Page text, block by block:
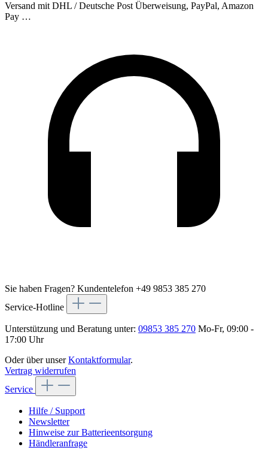
Versand mit DHL / Deutsche Post Überweisung, PayPal, Amazon
Pay …
Sie haben Fragen? Kundentelefon +49 9853 385 270
Service-Hotline
Unterstützung und Beratung unter: 09853 385 270 Mo-Fr, 09:00 -
17:00 Uhr
Oder über unserKontaktformular.
Vertrag widerrufen
Service
Hilfe / Support
Newsletter
Hinweise zur Batterieentsorgung
Händleranfrage